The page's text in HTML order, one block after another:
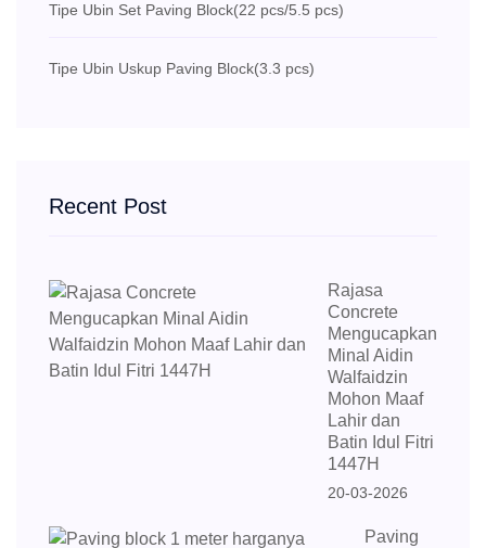
Tipe Ubin Set Paving Block(22 pcs/5.5 pcs)
Tipe Ubin Uskup Paving Block(3.3 pcs)
Recent Post
Rajasa
Concrete
Mengucapkan
Minal Aidin
Walfaidzin
Mohon Maaf
Lahir dan
Batin Idul Fitri
1447H
20-03-2026
Paving